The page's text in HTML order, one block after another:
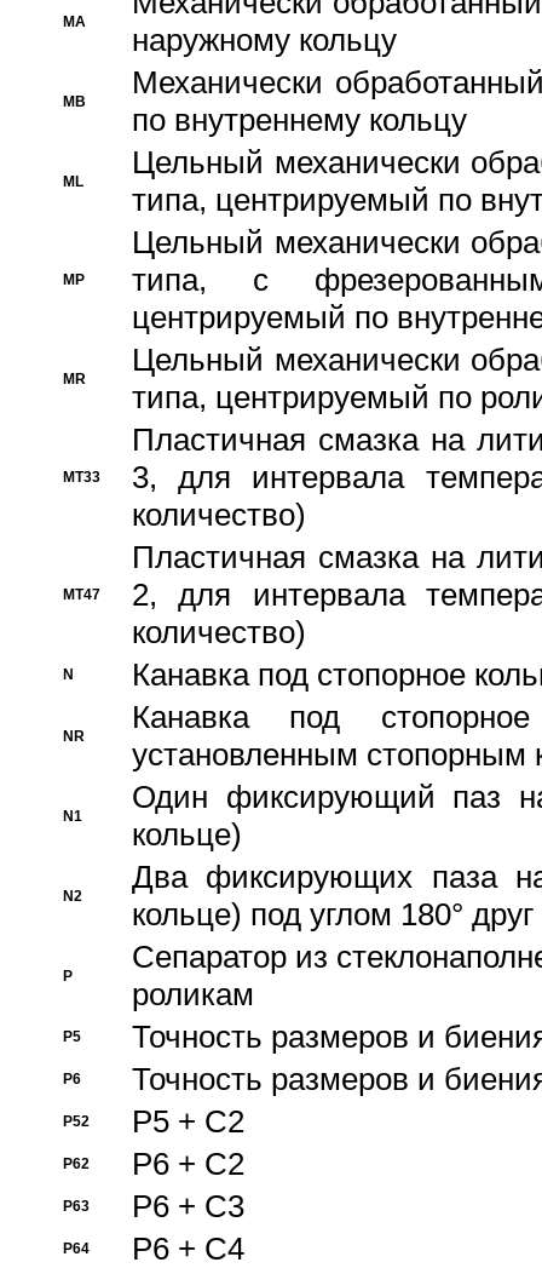
MA
наружному кольцу
MB
Механически
по внутреннему кольцу
ML
Цельный механически
типа, центрируемый по
MP
Цельный механически
типа, с
центрируемый по
MR
Цельный механически
типа, центрируемый по
MT33
Пластичная смазка на
3, для интервала
количество)
MT47
Пластичная смазка на
2, для интервала
количество)
N Канавка под стопорное
NR
Канавка под
установленным стопорным
N1
Один фиксирующий паз
кольце)
N2
Два фиксирующих паза
кольце) под углом 180° друг
P
Cепаратор из
роликам
P5 Точность размеров и
P6 Точность размеров и
P52 P5 + C2
P62 P6 + C2
P63 P6 + C3
P64 P6 + C4